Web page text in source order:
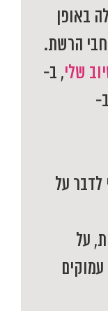
באופן
הרשת.
שלי, ב-
לדבר על
על
עמוקים